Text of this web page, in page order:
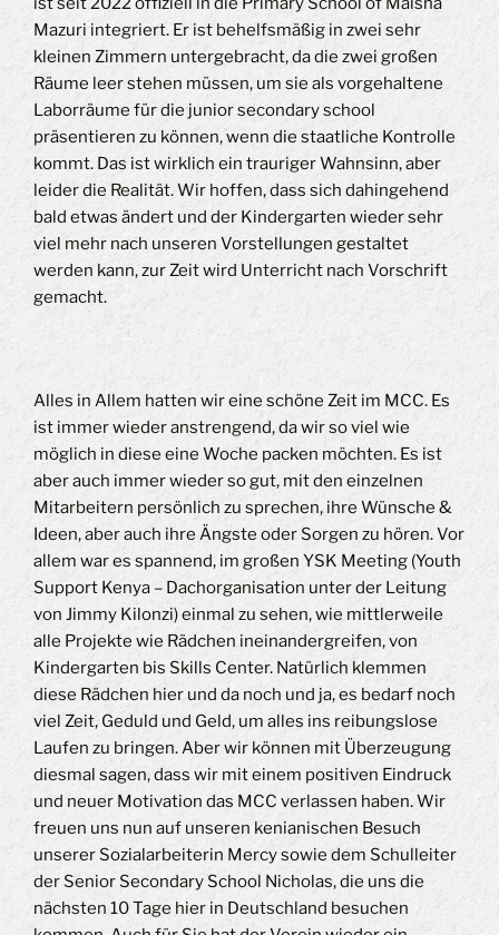
Mazuri integriert. Er ist behelfsmäßig in zwei sehr
kleinen Zimmern untergebracht, da die zwei großen
Räume leer stehen müssen, um sie als vorgehaltene
Laborräume für die junior secondary school
präsentieren zu können, wenn die staatliche Kontrolle
kommt. Das ist wirklich ein trauriger Wahnsinn, aber
leider die Realität. Wir hoffen, dass sich dahingehend
bald etwas ändert und der Kindergarten wieder sehr
viel mehr nach unseren Vorstellungen gestaltet
werden kann, zur Zeit wird Unterricht nach Vorschrift
gemacht.
Alles in Allem hatten wir eine schöne Zeit im MCC. Es
ist immer wieder anstrengend, da wir so viel wie
möglich in diese eine Woche packen möchten. Es ist
aber auch immer wieder so gut, mit den einzelnen
Mitarbeitern persönlich zu sprechen, ihre Wünsche &
Ideen, aber auch ihre Ängste oder Sorgen zu hören. Vor
allem war es spannend, im großen YSK Meeting (Youth
Support Kenya – Dachorganisation unter der Leitung
von Jimmy Kilonzi) einmal zu sehen, wie mittlerweile
alle Projekte wie Rädchen ineinandergreifen, von
Kindergarten bis Skills Center. Natürlich klemmen
diese Rädchen hier und da noch und ja, es bedarf noch
viel Zeit, Geduld und Geld, um alles ins reibungslose
Laufen zu bringen. Aber wir können mit Überzeugung
diesmal sagen, dass wir mit einem positiven Eindruck
und neuer Motivation das MCC verlassen haben. Wir
freuen uns nun auf unseren kenianischen Besuch
unserer Sozialarbeiterin Mercy sowie dem Schulleiter
der Senior Secondary School Nicholas, die uns die
nächsten 10 Tage hier in Deutschland besuchen